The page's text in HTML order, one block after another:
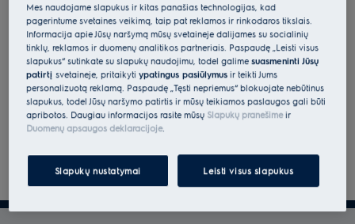
Mes naudojame slapukus ir kitas panašias technologijas, kad
pagerintume svetainės veikimą, taip pat reklamos ir rinkodaros tikslais.
Informacija apie Jūsų naršymą mūsų svetainėje dalijamės su socialinių
tinklų, reklamos ir duomenų analitikos partneriais. Paspaudę „Leisti visus
slapukus“ sutinkate su slapukų naudojimu, todėl galimesuasmeninti Jūsų
patirtįsvetainėje, pritaikytiypatingus pasiūlymus ir teikti Jums
personalizuotą reklamą. Paspaudę „Tęsti nepriėmus“ blokuojate nebūtinus
slapukus, todėl Jūsų naršymo patirtis ir mūsų teikiamos paslaugos gali būti
apribotos. Daugiau informacijos rasite mūsų Slapukų pranešimeir
Duomenų apsaugos deklaracijoje.
Slapukų nustatymai Leisti visus slapukus